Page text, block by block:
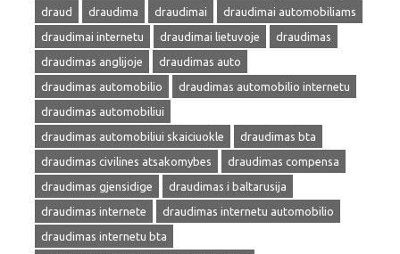
draud
draudima draudimai
draudimai automobiliams
draudimai internetu
draudimai lietuvoje
draudimas
draudimas anglijoje
draudimas auto
draudimas automobilio
draudimas automobilio internetu
draudimas automobiliui
draudimas automobiliui skaiciuokle
draudimas bta
draudimas civilines atsakomybes
draudimas compensa
draudimas gjensidige
draudimas i baltarusija
draudimas internete
draudimas internetu automobilio
draudimas internetu bta